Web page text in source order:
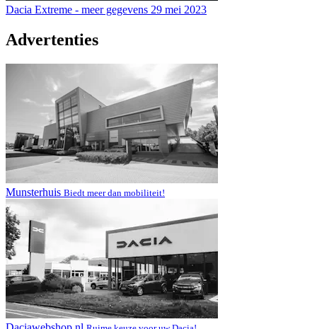
Dacia Extreme - meer gegevens 29 mei 2023
Advertenties
Munsterhuis Biedt meer dan mobiliteit!